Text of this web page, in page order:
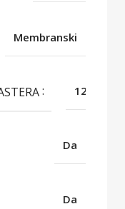
Membranski
12
Da
Da